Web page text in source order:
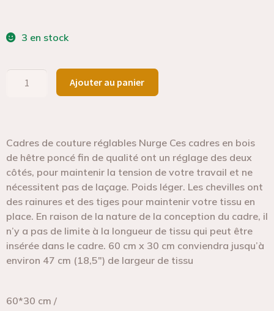
3 en stock
Ajouter au panier
Cadres de couture réglables Nurge Ces cadres en bois
de hêtre poncé fin de qualité ont un réglage des deux
côtés, pour maintenir la tension de votre travail et ne
nécessitent pas de laçage. Poids léger. Les chevilles ont
des rainures et des tiges pour maintenir votre tissu en
place. En raison de la nature de la conception du cadre, il
n’y a pas de limite à la longueur de tissu qui peut être
insérée dans le cadre. 60 cm x 30 cm conviendra jusqu’à
environ 47 cm (18,5″) de largeur de tissu
60*30 cm /